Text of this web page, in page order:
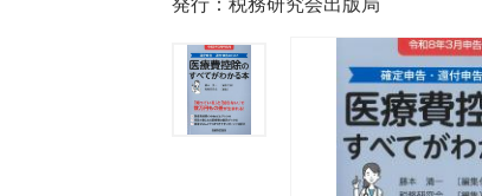
発行：税務研究会出版局